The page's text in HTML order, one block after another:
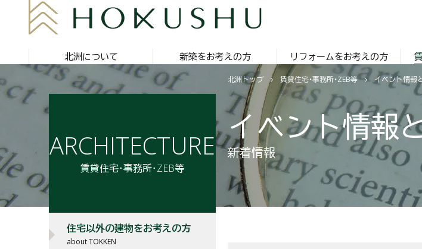
北洲について 新築をお考えの方 リフォームをお考えの方
北洲トップ 賃貸住宅・事務所・ZEB等 イベント情報
イベント情報
新着情報
ARCHITECTURE
賃貸住宅・事務所・ZEB等
住宅以外の建物をお考えの方
about TOKKEN